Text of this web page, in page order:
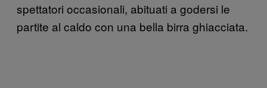
spettatori occasionali, abituati a godersi le
partite al caldo con una bella birra ghiacciata.